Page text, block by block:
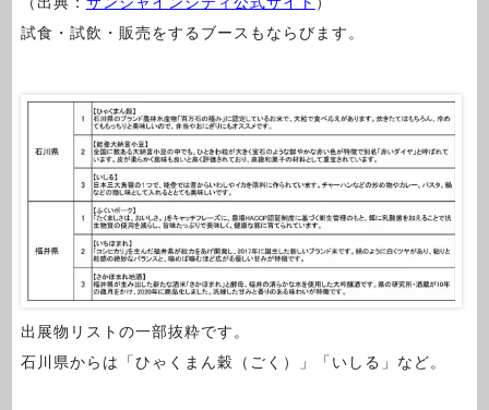
試食・試飲・販売をするブースもならびます。
出展物リストの一部抜粋です。
石川県からは「ひゃくまん穀（ごく）」「いしる」など。